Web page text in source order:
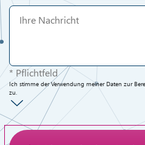
* Pflichtfeld
Ich stimme der Verwendung meiner Daten zur
zu.